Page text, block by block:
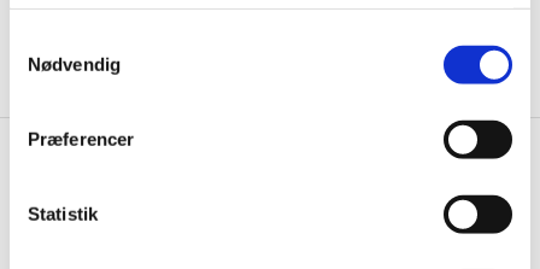
Nødvendig
Præferencer
Statistik
Ja tak, tilmeld mig
Gastrobutikken ApS